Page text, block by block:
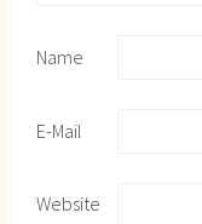
Name
E-Mail
Website